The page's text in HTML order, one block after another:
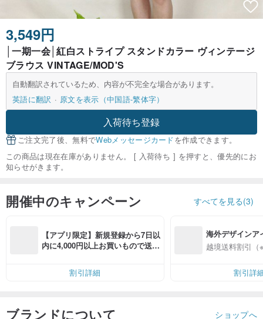
3,549円
│一期一会│紅白ストライプ スタンドカラー ヴィンテージ
ブラウス VINTAGE/MOD'S
自動翻訳されているため、内容が不完全な場合があります。
英語に翻訳
原文を表示（中国語-繁体字）
入荷待ち登録
ご注文完了後、無料でWebメッセージカードを作成できます。
この商品は現在在庫がありません。 [ 入荷待ち ] を押すと、優先的にお
知らせがきます。
開催中のキャンペーン すべてを見る(3)
【アプリ限定】新規登録から7日以
内に4,000円以上お買いもので送料
割引詳細
海外デザインア
入
越境送料割引（
割引詳
ブランドについて ショップへ